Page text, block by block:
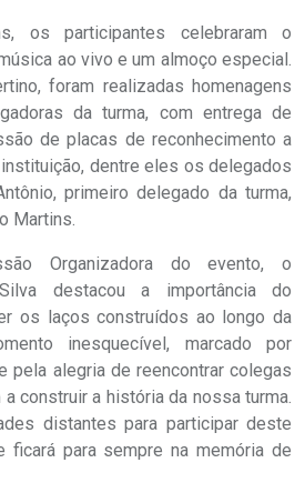
os participantes celebraram o
ao vivo e um almoço especial.
foram realizadas homenagens
da turma, com entrega de
de placas de reconhecimento a
dentre eles os delegados
primeiro delegado da turma,
Martins.
Organizadora do evento, o
destacou a importância do
os laços construídos ao longo da
inesquecível, marcado por
pela alegria de reencontrar colegas
construir a história da nossa turma.
distantes para participar deste
ficará para sempre na memória de